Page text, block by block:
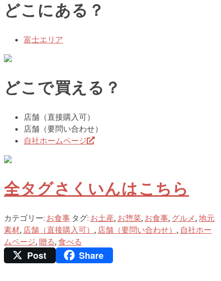
どこにある？
富士エリア
どこで買える？
店舗（直接購入可）
店舗（要問い合わせ）
自社ホームページ
全タグさくいんはこちら
カテゴリー: お食事 タグ: お土産, お惣菜, お食事, グルメ, 地元
素材, 店舗（直接購入可） , 店舗（要問い合わせ） , 自社ホー
ムページ, 贈る, 食べる
Post Share